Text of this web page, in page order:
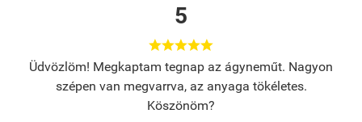
5

Üdvözlöm! Megkaptam tegnap az ágyneműt. Nagyon
szépen van megvarrva, az anyaga tökéletes.
Köszönöm?